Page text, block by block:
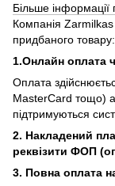
Більше інформації
Компанія
придбаного товару:
1.Онлайн оплата
Оплата
MasterCard тощо)
підтримуються
2. Накладений
реквізити ФОП (
3. Повна оплата